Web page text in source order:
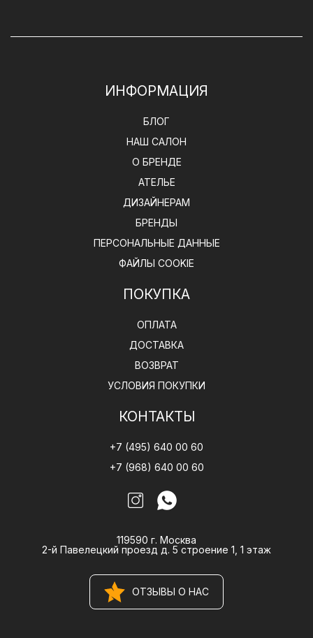
ИНФОРМАЦИЯ
БЛОГ
НАШ САЛОН
О БРЕНДЕ
АТЕЛЬЕ
ДИЗАЙНЕРАМ
БРЕНДЫ
ПЕРСОНАЛЬНЫЕ ДАННЫЕ
ФАЙЛЫ COOKIE
ПОКУПКА
ОПЛАТА
ДОСТАВКА
ВОЗВРАТ
УСЛОВИЯ ПОКУПКИ
КОНТАКТЫ
+7 (495) 640 00 60
+7 (968) 640 00 60
119590 г. Москва
2-й Павелецкий проезд д. 5 строение 1, 1 этаж
ОТЗЫВЫ О НАС